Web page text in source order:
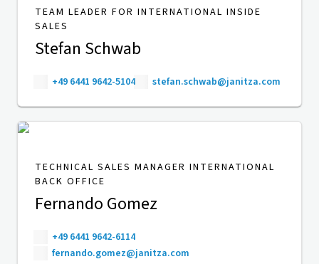
TEAM LEADER FOR INTERNATIONAL INSIDE
SALES
Stefan Schwab
+49 6441 9642-5104 stefan.schwab@janitza.com
TECHNICAL SALES MANAGER INTERNATIONAL
BACK OFFICE
Fernando Gomez
+49 6441 9642-6114
fernando.gomez@janitza.com